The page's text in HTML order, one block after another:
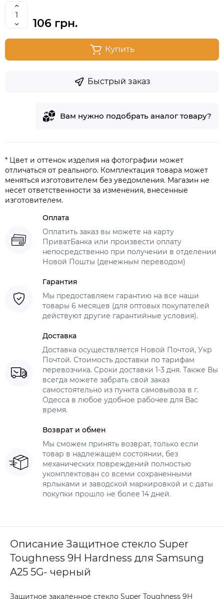
106 грн.
Купить
Быстрый заказ
Вам нужно подобрать аналог товару?
* Цвет и оттенок изделия на фотографии может
отличаться от реального. Комплектация товара может
меняться изготовителем без уведомления. Магазин не
несет ответственности за изменения, внесенные
изготовителем.
Оплата
Оплатить заказ вы можете на карту
ПриватБанка или произвести оплату
непосредственно при получении в отделении
Новой Пошты (денежным переводом)
Гарантия
Мы предоставляем гарантию на все наши
товары 6 месяцев (для оптовых покупателей
действуют другие гарантийные условия).
Доставка
Доставка осуществляется Новой Почтой, Укр
Почтой. Стоимость доставки по тарифам
перевозчика. Сроки доставки 1-3 дня. Также Вы
всегда можете забрать свой заказ
самостоятельно из пункта самовывоза в г.
Одесса в любое удобное рабочее для Вас
время.
Возврат и обмен
Мы сможем принять возврат, только если
товар в надлежащем состоянии, без
механических повреждений полностью
укомплектован со всеми сохраненными
ярлыками и заводской маркировкой и с даты
покупки прошло не более 14 дней.
Описание Защитное стекло Super
Toughness 9H Hardness для Samsung
A25 5G- черный
Защитное закаленное стекло Super Toughness 9H